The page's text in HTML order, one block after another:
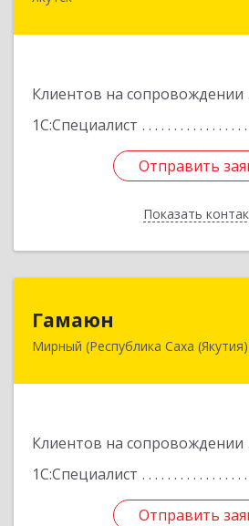
Клиентов на сопровождении
1С:Специалист
Отправить
Показать
Отправить
Назад
Гамаюн
Мирный (Республика Саха
Клиентов на сопровождении
1С:Специалист
Отправить
678170, Саха /Якутия/
Отправить